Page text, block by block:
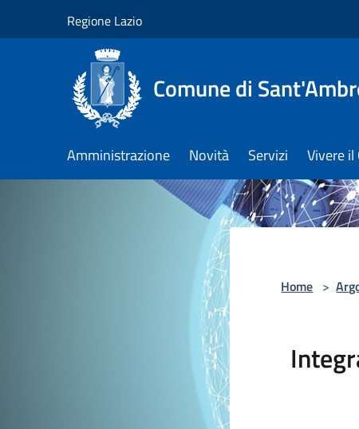
Regione Lazio
Comune di
Amministrazione Novità Servizi Vivere
Home >